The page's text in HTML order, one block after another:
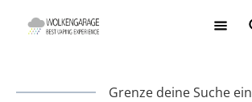
Zum Hauptinhalt springen
Grenze deine Suche ein